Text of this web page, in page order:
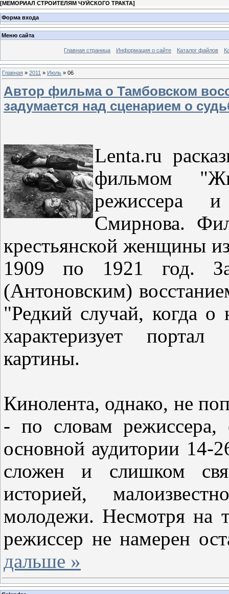
[МЕМОРИАЛ СТРОИТЕЛЯМ ЧУЙСКОГО ТРАКТА]
Форма входа
Меню сайта
Главная страница Информация о сайте Каталог файлов
Главная » 2011 » Июль » 06
Автор фильма о Тамбовском
задумается над сценарием о
Lenta.ru
фильмом
режиссера
Смирнова.
крестьянской женщины
1909 по 1921 год.
(Антоновским)
"Редкий случай, когда
характеризует портал
картины.
Кинолента, однако, не
- по словам
основной аудитории 14-
сложен и слишком
историей,
молодежи. Несмотря на
режиссер не намерен
дальше »